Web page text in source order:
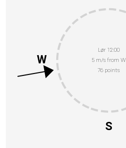
Lør 12:00
5 m/s from W
76 points
S
W